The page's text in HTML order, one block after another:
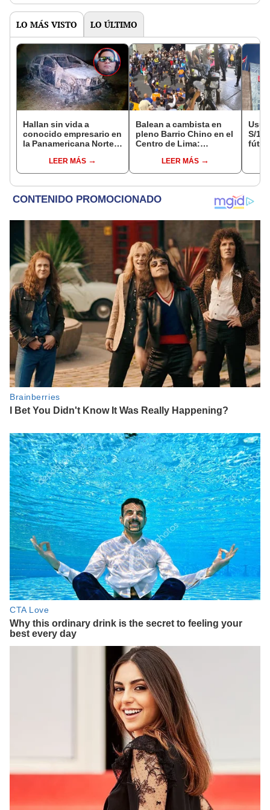
LO MÁS VISTO LO ÚLTIMO
Hallan sin vida a
conocido empresario en
la Panamericana Norte
Sullana, Piura
LEER MÁS
Balean a cambista en
pleno Barrio Chino en el
Centro de Lima:
fugarseLEER MÁS
S/